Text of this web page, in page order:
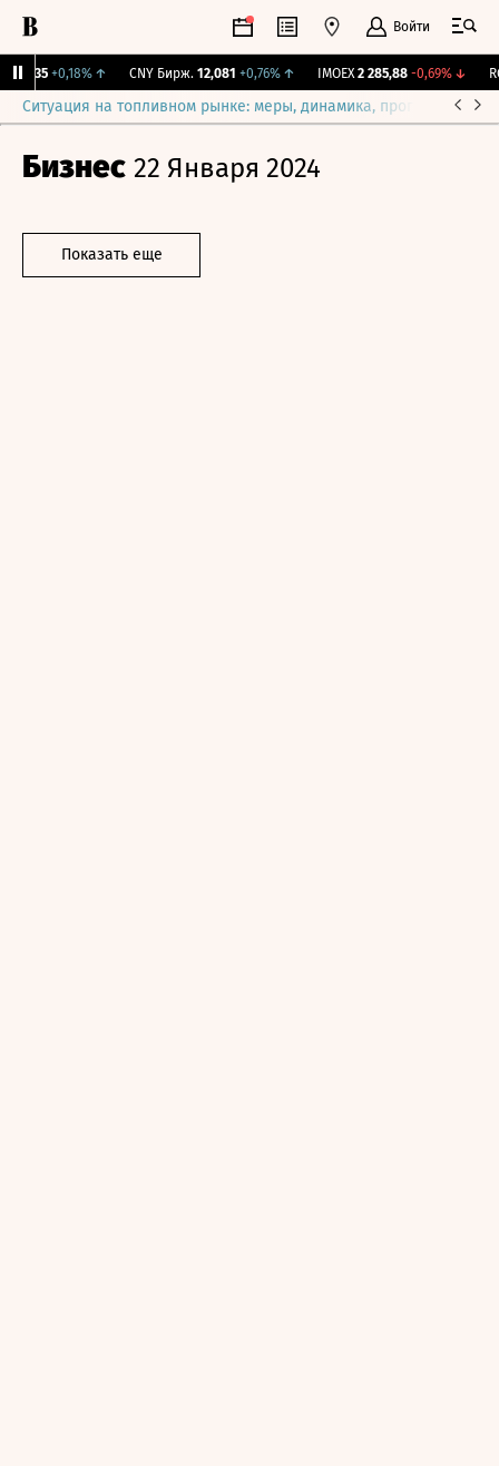
Войти
115,35 +0,18%↑ CNY Бирж. 12,081 +0,76%↑ IMOEX 2 285,88 -0,69%↓
Ситуация на топливном рынке: меры, динамика, прогнозы
Бизнес 22 Января 2024
Показать еще